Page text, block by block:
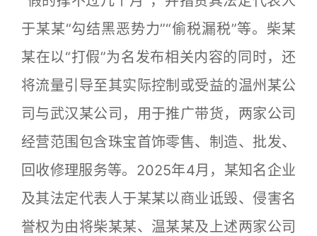
于某某“勾结黑恶势力”“偷税漏税”等。柴某
某在以“打假”为名发布相关内容的同时，还
将流量引导至其实际控制或受益的温州某公
司与武汉某公司，用于推广带货，两家公司
经营范围包含珠宝首饰零售、制造、批发、
回收修理服务等。2025年4月，某知名企业
及其法定代表人于某某以商业诋毁、侵害名
誉权为由将柴某某、温某某及上述两家公司